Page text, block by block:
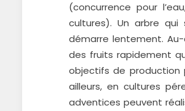
(concurrence pour
cultures). Un arbre
démarre lentement.
des fruits rapidement
objectifs de production
ailleurs, en cultures
adventices peuvent